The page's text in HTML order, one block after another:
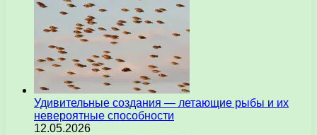
Удивительные создания — летающие рыбы и их
невероятные способности
12.05.2026